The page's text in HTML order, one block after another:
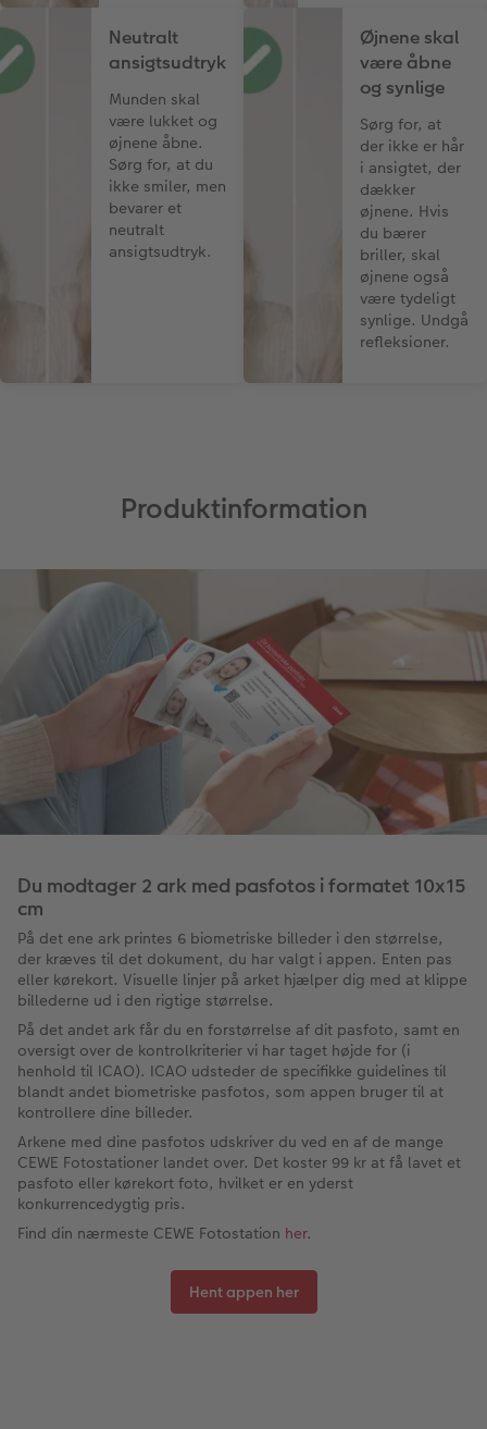
Neutralt
ansigtsudtryk
Munden skal
være lukket og
øjnene åbne.
Sørg for, at du
ikke smiler, men
bevarer et
neutralt
ansigtsudtryk.
Øjnene skal
være åbne
og synlige
Sørg for, at
der ikke er hår
i ansigtet, der
dækker
øjnene. Hvis
du bærer
briller, skal
øjnene også
være tydeligt
synlige. Undgå
refleksioner.
Produktinformation
Du modtager 2 ark med pasfotos i formatet 10x15
cm
På det ene ark printes 6 biometriske billeder i den størrelse,
der kræves til det dokument, du har valgt i appen. Enten pas
eller kørekort. Visuelle linjer på arket hjælper dig med at klippe
billederne ud i den rigtige størrelse.
På det andet ark får du en forstørrelse af dit pasfoto, samt en
oversigt over de kontrolkriterier vi har taget højde for (i
henhold til ICAO). ICAO udsteder de specifikke guidelines til
blandt andet biometriske pasfotos, som appen bruger til at
kontrollere dine billeder.
Arkene med dine pasfotos udskriver du ved en af de mange
CEWE Fotostationer landet over. Det koster 99 kr at få lavet et
pasfoto eller kørekort foto, hvilket er en yderst
konkurrencedygtig pris.
Find din nærmeste CEWE Fotostation her.
Hent appen her